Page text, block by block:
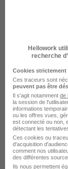
Emploi
Emploi
Emploi
Emploi
Emploi
Emploi
Emploi
Emploi
Emploi
Hellowork
recherche
Cookies strictement
Ces traceurs sont
peuvent pas être
Il s'agit notamment de
la session de
informations
ou les offres vues,
est connecté ou non,
détectant les
Ces cookies ou
d'acquisition
comment nos
des différentes
Ils nous permettent